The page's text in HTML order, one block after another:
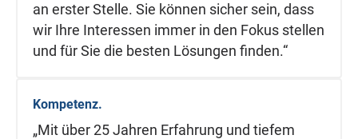
an erster Stelle. Sie können sicher sein, dass
wir Ihre Interessen immer in den Fokus stellen
und für Sie die besten Lösungen finden.“
Kompetenz.
„Mit über 25 Jahren Erfahrung und tiefem